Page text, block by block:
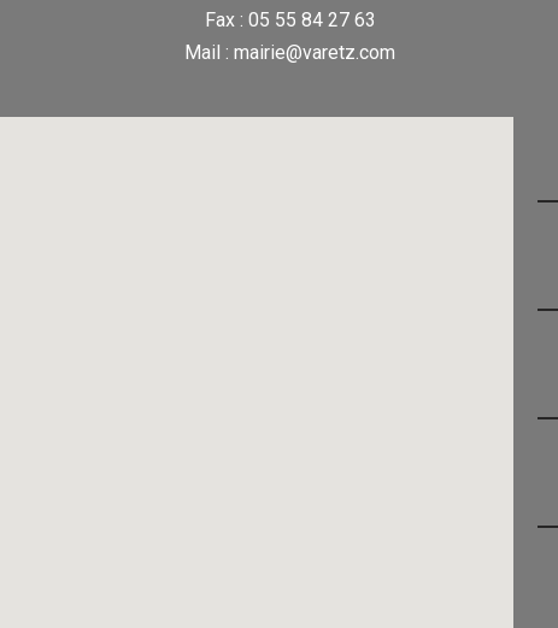
Fax : 05 55 84 27 63
Mail : mairie@varetz.com